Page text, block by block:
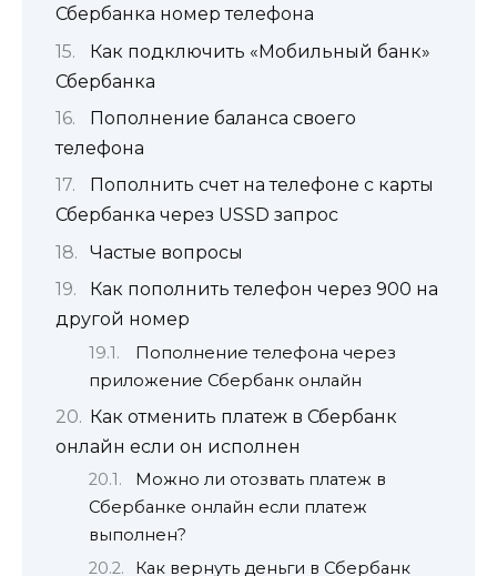
Сбербанка номер телефона
Как подключить «Мобильный банк»
Сбербанка
Пополнение баланса своего
телефона
Пополнить счет на телефоне с карты
Сбербанка через USSD запрос
Частые вопросы
Как пополнить телефон через 900 на
другой номер
Пополнение телефона через
приложение Сбербанк онлайн
Как отменить платеж в Сбербанк
онлайн если он исполнен
Можно ли отозвать платеж в
Сбербанке онлайн если платеж
выполнен?
Как вернуть деньги в Сбербанк